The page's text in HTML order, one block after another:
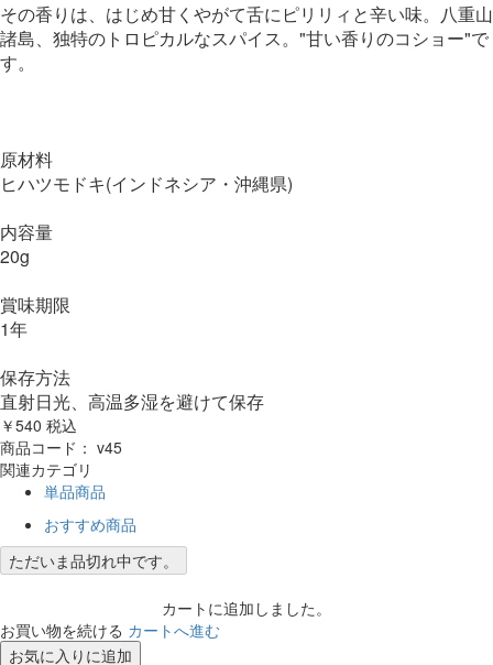
その香りは、はじめ甘くやがて舌にピリリィと辛い味。八重山
諸島、独特のトロピカルなスパイス。"甘い香りのコショー"で
す。
原材料
ヒハツモドキ(インドネシア・沖縄県)
内容量
20g
賞味期限
1年
保存方法
直射日光、高温多湿を避けて保存
￥540 税込
商品コード： v45
関連カテゴリ
単品商品
おすすめ商品
ただいま品切れ中です。
カートに追加しました。
お買い物を続ける カートへ進む
お気に入りに追加